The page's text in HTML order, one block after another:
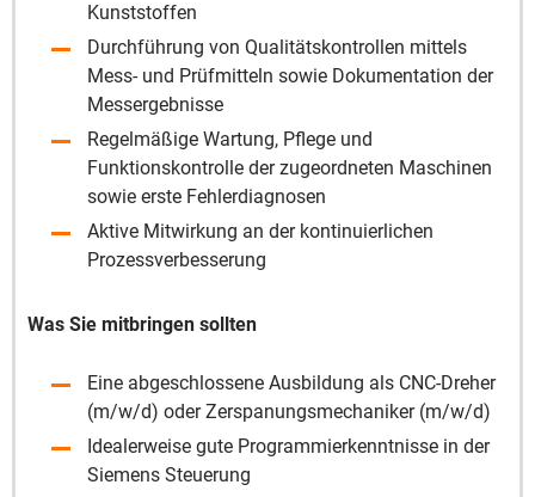
Kunststoffen
Durchführung von Qualitätskontrollen mittels
Mess- und Prüfmitteln sowie Dokumentation der
Messergebnisse
Regelmäßige Wartung, Pflege und
Funktionskontrolle der zugeordneten Maschinen
sowie erste Fehlerdiagnosen
Aktive Mitwirkung an der kontinuierlichen
Prozessverbesserung
Was Sie mitbringen sollten
Eine abgeschlossene Ausbildung als CNC-Dreher
(m/w/d) oder Zerspanungsmechaniker (m/w/d)
Idealerweise gute Programmierkenntnisse in der
Siemens Steuerung